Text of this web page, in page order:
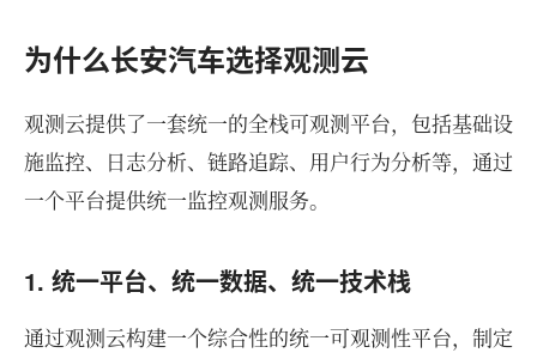
为什么长安汽车选择观测云
观测云提供了一套统一的全栈可观测平台，包括基础设
施监控、日志分析、链路追踪、用户行为分析等，通过
一个平台提供统一监控观测服务。
1. 统一平台、统一数据、统一技术栈
通过观测云构建一个综合性的统一可观测性平台，制定